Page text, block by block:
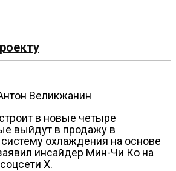
Великжанин
в новые четыре
выйдут в продажу в
охлаждения на основе
инсайдер Мин-Чи Ко на
X.